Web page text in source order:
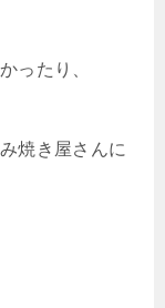
ったり、
焼き屋さんに